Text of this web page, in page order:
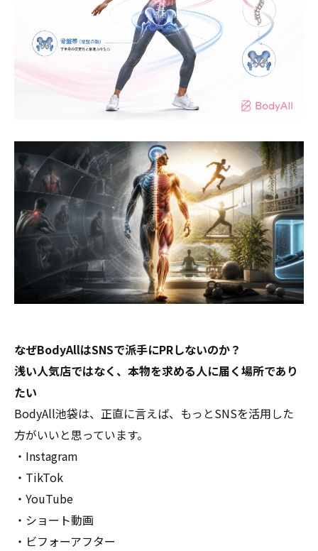
なぜBodyAllはSNSで派手にPRしないのか？
浅い人気店ではなく、本物を求める人に届く場所であり
たい
BodyAll池袋は、正直に言えば、もっとSNSを活用した
方がいいと思っています。
・Instagram
・TikTok
・YouTube
・ショート動画
・ビフォーアフター